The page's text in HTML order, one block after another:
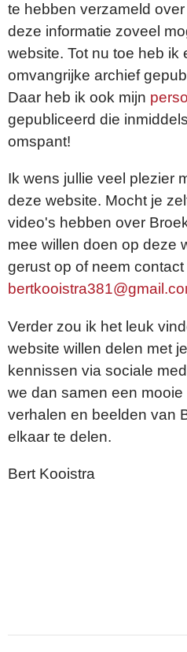
te hebben verzameld
deze informatie zoveel
website. Tot nu toe heb ik
omvangrijke archief
Daar heb ik ook mijn
gepubliceerd die
omspant!
Ik wens jullie veel plezier
deze website. Mocht je
video's hebben over
mee willen doen op deze
gerust op of neem
Verder zou ik het leuk
website willen delen met
kennissen via sociale
we dan samen een
verhalen en beelden van
elkaar te delen.
Bert Kooistra